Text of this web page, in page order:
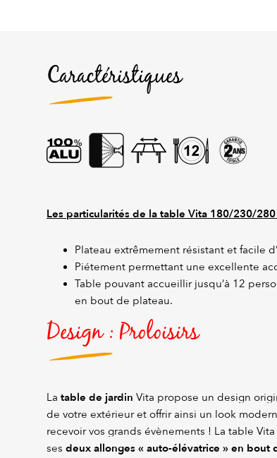
Caractéristiques
Les particularités de la table Vita 180/230/
Plateau extrêmement résistant et facile
Piétement permettant une excellente
Table pouvant accueillir jusqu’à 12
en bout de plateau.
Design : Proloisirs
La table de jardin Vita propose un design
de votre extérieur et offrir ainsi un look
recevoir vos grands évènements ! La table
ses deux allonges « auto-élévatrice » en bout